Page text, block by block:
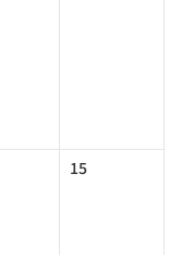
15